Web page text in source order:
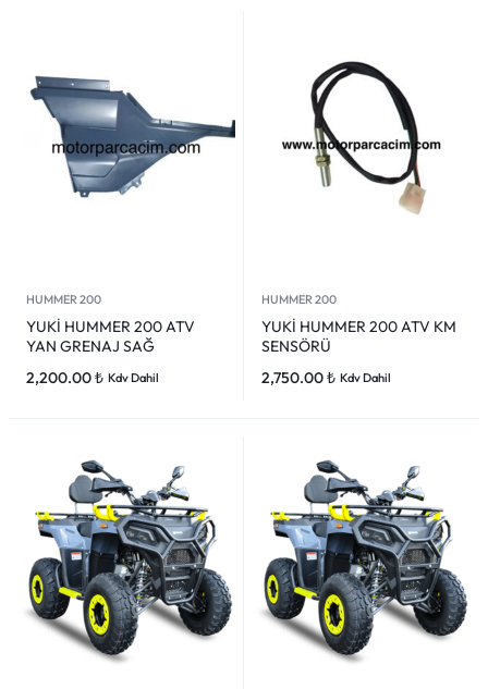
HUMMER 200
YUKİ HUMMER 200 ATV
YAN GRENAJ SAĞ
2,200.00₺ Kdv Dahil
HUMMER 200
YUKİ HUMMER 200 ATV KM
SENSÖRÜ
2,750.00₺ Kdv Dahil